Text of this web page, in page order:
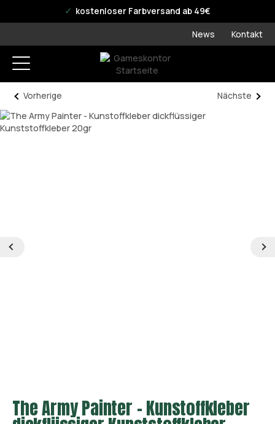
offizieller WPN Storekostenloser Farbversand ab 49€
News Kontakt
Vorherige Nächste
The Army Painter - Kunstoffkleber